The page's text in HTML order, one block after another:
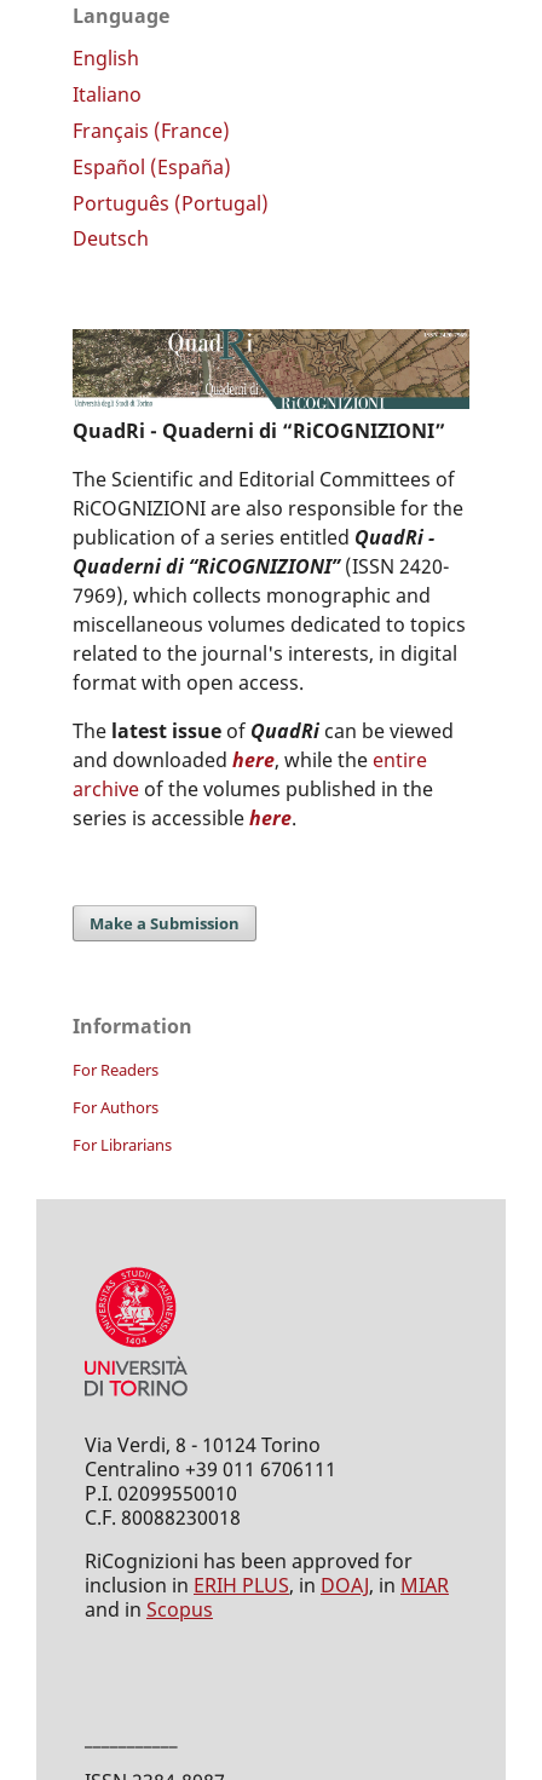
Language
English
Italiano
Français (France)
Español (España)
Português (Portugal)
Deutsch
QuadRi - Quaderni di “RiCOGNIZIONI”
The Scientific and Editorial Committees of
RiCOGNIZIONI are also responsible for the
publication of a series entitled QuadRi -
Quaderni di “RiCOGNIZIONI”(ISSN 2420-
7969), which collects monographic and
miscellaneous volumes dedicated to topics
related to the journal's interests, in digital
format with open access.
The latest issue of QuadRi can be viewed
and downloaded here, while the entire
archive of the volumes published in the
series is accessiblehere.
Make a Submission
Information
For Readers
For Authors
For Librarians
Via Verdi, 8 - 10124 Torino
Centralino +39 011 6706111
P.I. 02099550010
C.F. 80088230018
RiCognizioni has been approved for
inclusion in ERIH PLUS, in DOAJ, in MIAR
and in Scopus